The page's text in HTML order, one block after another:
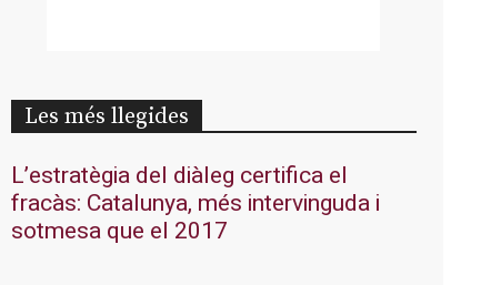
Les més llegides
L’estratègia del diàleg certifica el
fracàs: Catalunya, més intervinguda i
sotmesa que el 2017